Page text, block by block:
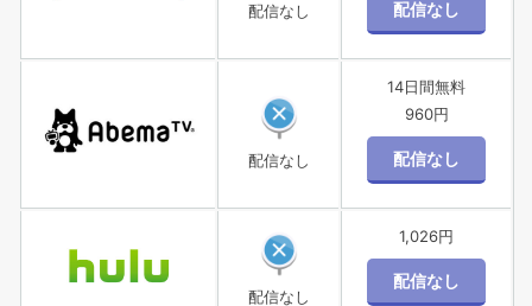
配信なし
配信なし
14日間無料
960円
配信なし
1,026円